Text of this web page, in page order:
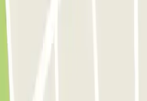
y entérate
otras muchas